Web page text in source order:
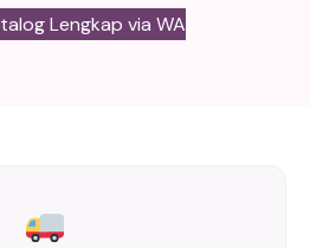
Lengkap via WA